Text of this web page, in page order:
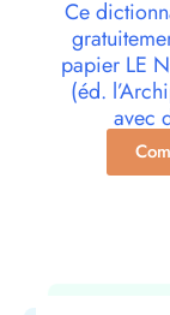
Ce
papier LE
(éd.
avec